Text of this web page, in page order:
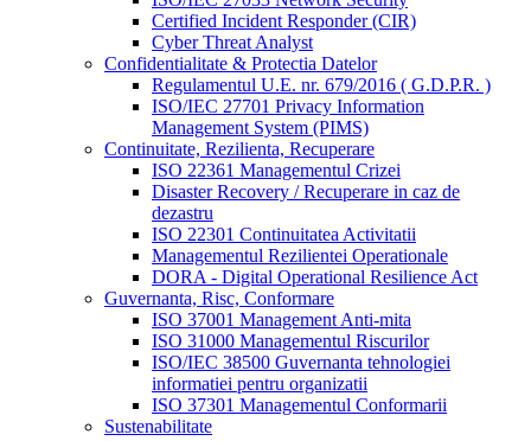
Certified Incident Responder (CIR)
Cyber Threat Analyst
Confidentialitate & Protectia Datelor
Regulamentul U.E. nr. 679/2016 ( G.D.P.R. )
ISO/IEC 27701 Privacy Information
Management System (PIMS)
Continuitate, Rezilienta, Recuperare
ISO 22361 Managementul Crizei
Disaster Recovery / Recuperare in caz de
dezastru
ISO 22301 Continuitatea Activitatii
Managementul Rezilientei Operationale
DORA - Digital Operational Resilience Act
Guvernanta, Risc, Conformare
ISO 37001 Management Anti-mita
ISO 31000 Managementul Riscurilor
ISO/IEC 38500 Guvernanta tehnologiei
informatiei pentru organizatii
ISO 37301 Managementul Conformarii
Sustenabilitate